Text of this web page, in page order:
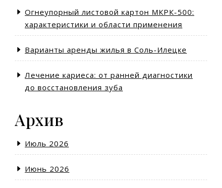
Огнеупорный листовой картон МКРК-500:
характеристики и области применения
Варианты аренды жилья в Соль-Илецке
Лечение кариеса: от ранней диагностики
до восстановления зуба
Архив
Июль 2026
Июнь 2026